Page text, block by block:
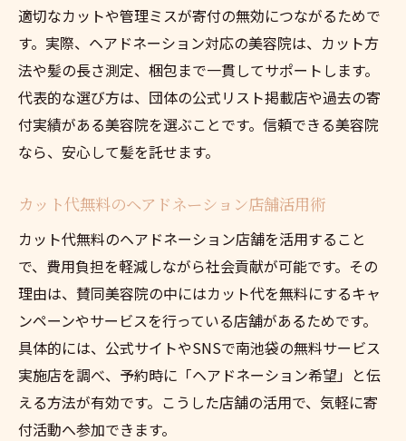
適切なカットや管理ミスが寄付の無効につながるためで
す。実際、ヘアドネーション対応の美容院は、カット方
法や髪の長さ測定、梱包まで一貫してサポートします。
代表的な選び方は、団体の公式リスト掲載店や過去の寄
付実績がある美容院を選ぶことです。信頼できる美容院
なら、安心して髪を託せます。
カット代無料のヘアドネーション店舗活用術
カット代無料のヘアドネーション店舗を活用すること
で、費用負担を軽減しながら社会貢献が可能です。その
理由は、賛同美容院の中にはカット代を無料にするキャ
ンペーンやサービスを行っている店舗があるためです。
具体的には、公式サイトやSNSで南池袋の無料サービス
実施店を調べ、予約時に「ヘアドネーション希望」と伝
える方法が有効です。こうした店舗の活用で、気軽に寄
付活動へ参加できます。